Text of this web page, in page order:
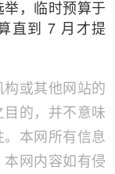
，临时预算于
直到 7 月才提
或其他网站的
的，并不意味
本网所有信息
网内容如有侵